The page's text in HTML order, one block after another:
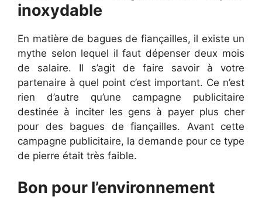
inoxydable
En matière de bagues de fiançailles, il existe un
mythe selon lequel il faut dépenser deux mois
de salaire. Il s’agit de faire savoir à votre
partenaire à quel point c’est important. Ce n’est
rien d’autre qu’une campagne publicitaire
destinée à inciter les gens à payer plus cher
pour des bagues de fiançailles. Avant cette
campagne publicitaire, la demande pour ce type
de pierre était très faible.
Bon pour l’environnement